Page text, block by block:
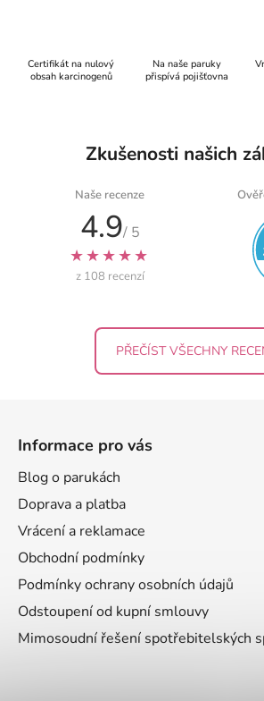
Certifikát na nulový
obsah karcinogenů
Na naše paruky
přispívá pojišťovna
Zkušenosti našich
Naše recenze
4.9/ 5
★★★★★
z 108 recenzí
PŘEČÍST VŠECHNY
Informace pro vás
Blog o parukách
Doprava a platba
Vrácení a reklamace
Obchodní podmínky
Podmínky ochrany osobních údajů
Odstoupení od kupní smlouvy
Mimosoudní řešení spotřebitelských